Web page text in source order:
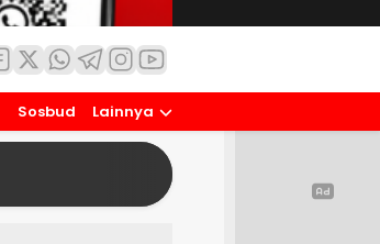
Sosbud Lainnya